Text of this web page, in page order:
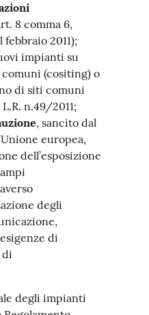
8 comma 6,
2011);
impianti su
(cositing) o
di siti comuni
n.49/2011;
, sancito dal
europea,
dell’esposizione
degli
di
di
degli impianti